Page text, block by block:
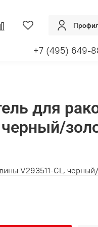
+7 (495) 649-
для
V293511-CL,